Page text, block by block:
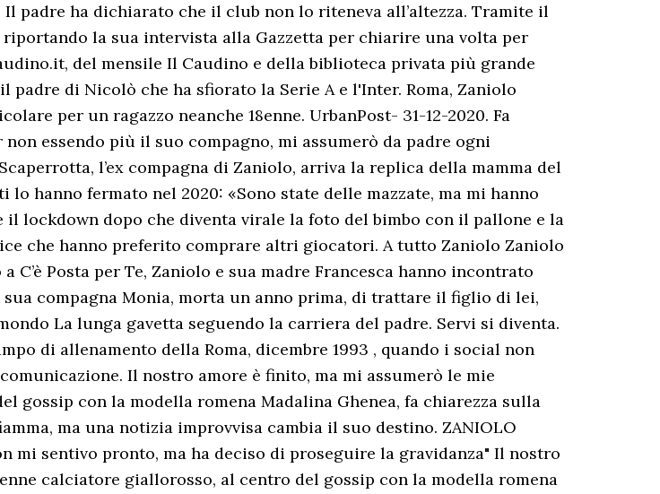
padre ha dichiarato che il club non lo riteneva all’altezza. Tramite il
la sua intervista alla Gazzetta per chiarire una volta per
del mensile Il Caudino e della biblioteca privata più grande
di Nicolò che ha sfiorato la Serie A e l'Inter. Roma, Zaniolo
per un ragazzo neanche 18enne. UrbanPost- 31-12-2020. Fa
essendo più il suo compagno, mi assumerò da padre ogni
l’ex compagna di Zaniolo, arriva la replica della mamma del
hanno fermato nel 2020: «Sono state delle mazzate, ma mi hanno
lockdown dopo che diventa virale la foto del bimbo con il pallone e la
che hanno preferito comprare altri giocatori. A tutto Zaniolo Zaniolo
C’è Posta per Te, Zaniolo e sua madre Francesca hanno incontrato
compagna Monia, morta un anno prima, di trattare il figlio di lei,
La lunga gavetta seguendo la carriera del padre. Servi si diventa.
di allenamento della Roma, dicembre 1993 , quando i social non
Il nostro amore è finito, ma mi assumerò le mie
gossip con la modella romena Madalina Ghenea, fa chiarezza sulla
ma una notizia improvvisa cambia il suo destino. ZANIOLO
mi sentivo pronto, ma ha deciso di proseguire la gravidanza" Il nostro
calciatore giallorosso, al centro del gossip con la modella romena